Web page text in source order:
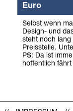
Euro
Selbst wenn
Design- und
steht noch lang
Preisstelle.
PS: Da ist
hoffentlich